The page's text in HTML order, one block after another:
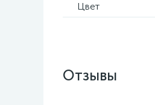
Цвет
Отзывы